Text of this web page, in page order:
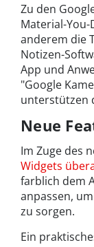
Zu den
Material-
anderem die
Notizen-
App und
"Google
unterstützen
Neue
Im Zuge des
Widgets
farblich dem
anpassen,
zu sorgen.
Ein